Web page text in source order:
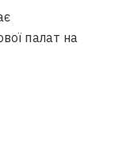
палат на